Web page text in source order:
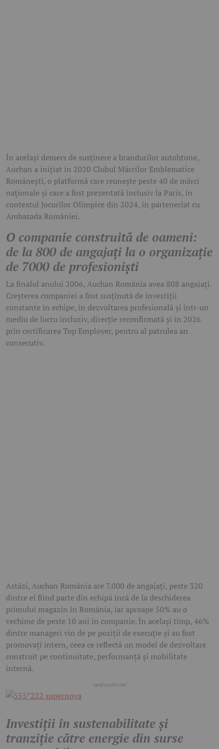
În același demers de susținere a brandurilor autohtone,
Auchan a inițiat în 2020 Clubul Mărcilor Emblematice
Românești, o platformă care reunește peste 40 de mărci
naționale și care a fost prezentată inclusiv la Paris, în
contextul Jocurilor Olimpice din 2024, în parteneriat cu
Ambasada României.
O companie construită de oameni:
de la 800 de angajați la o organizație
de 7000 de profesioniști
La finalul anului 2006, Auchan România avea 808 angajați.
Creșterea companiei a fost susținută de investiții
constante în echipe, în dezvoltarea profesională și într-un
mediu de lucru incluziv, direcție reconfirmată și în 2026
prin certificarea Top Employer, pentru al patrulea an
consecutiv.
Astăzi, Auchan România are 7.000 de angajați, peste 320
dintre ei fiind parte din echipă încă de la deschiderea
primului magazin în România, iar aproape 50% au o
vechime de peste 10 ani în companie. În același timp, 46%
dintre manageri vin de pe poziții de execuție și au fost
promovați intern, ceea ce reflectă un model de dezvoltare
construit pe continuitate, performanță și mobilitate
internă.
Investiții în sustenabilitate și
tranziție către energie din surse